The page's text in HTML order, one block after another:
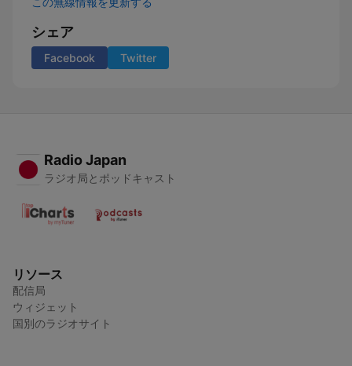
シェア
Facebook Twitter
Radio Japan
ラジオ局とポッドキャスト
リソース
配信局
ウィジェット
国別のラジオサイト